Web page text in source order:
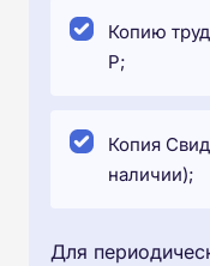
Копию
Р;
Копия
наличии);
Для